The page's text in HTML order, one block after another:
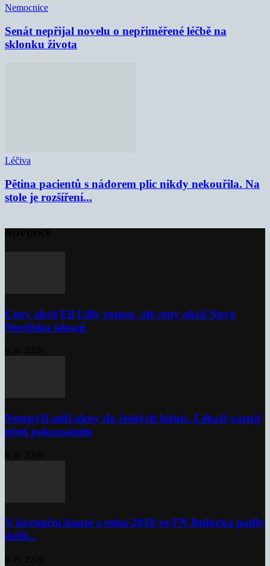
Nemocnice
Senát nepřijal novelu o nepřiměřené léčbě na
sklonku života
Léčiva
Pětina pacientů s nádorem plic nikdy nekouřila. Na
stole je rozšíření...
Ceny akcií Eli Lilly rostou, ale ceny akcií Novo
Nordisku klesají
Netopýři míří okny do českých ložnic. Lékaři varují
před pokousáním
V korupční kauze z roku 2018 ve FN Bulovka padly
další...